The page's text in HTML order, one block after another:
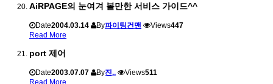
AiRPAGE의 눈여겨 볼만한 서비스 가이드^^
Date2004.03.14 By파이팅건맨 Views447
Read More
port 제어
Date2003.07.07 By진.. Views511
Read More